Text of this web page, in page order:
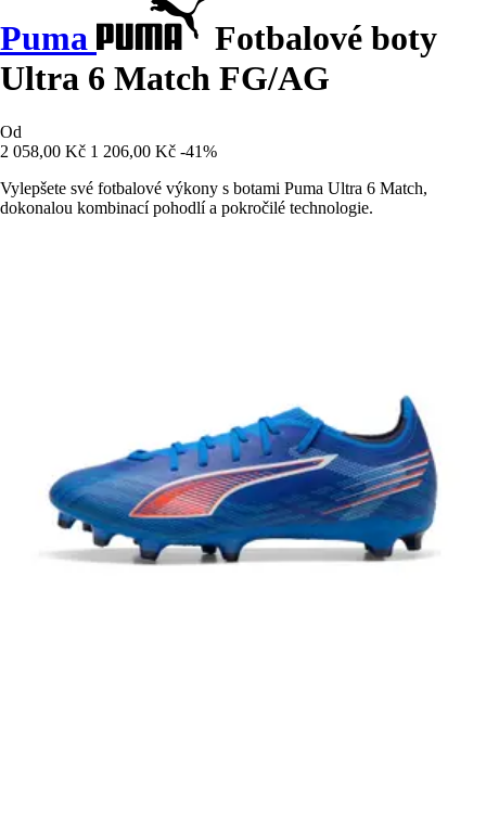
Puma
Fotbalové boty
Ultra 6 Match FG/AG
Od
2 058,00 Kč 1 206,00 Kč -41%
Vylepšete své fotbalové výkony s botami Puma Ultra 6 Match,
dokonalou kombinací pohodlí a pokročilé technologie.